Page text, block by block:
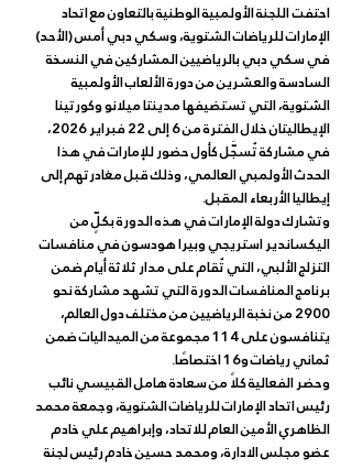
احتفت اللجنة الأولمبية الوطنية بالتعاون مع اتحاد
الإمارات للرياضات الشتوية، وسكي دبي أمس (الأحد)
في سكي دبي بالرياضيين المشاركين في النسخة
السادسة والعشرين من دورة الألعاب الأولمبية
الشتوية، التي تستضيفها مدينتا ميلانو وكورتينا
الإيطاليتان خلال الفترة من 6 إلى 22 فبراير 2026،
في مشاركة تُسجَّل كأول حضور للإمارات في هذا
الحدث الأولمبي العالمي، وذلك قبل مغادرتهم إلى
إيطاليا الأربعاء المقبل.
وتشارك دولة الإمارات في هذه الدورة بكلٍّ من
اليكساندير استريجي وبيرا هودسون في منافسات
التزلج الألبي، التي تُقام على مدار ثلاثة أيام ضمن
برنامج المنافسات الدورة التي تشهد مشاركة نحو
2900 من نخبة الرياضيين من مختلف دول العالم،
يتنافسون على 114 مجموعة من الميداليات ضمن
ثماني رياضات و16 اختصاصًا.
وحضر الفعالية كلاً من سعادة هامل القبيسي نائب
رئيس اتحاد الإمارات للرياضات الشتوية، وجمعة محمد
الظاهري الأمين العام للاتحاد، وإبراهيم علي خادم
عضو مجلس الادارة، ومحمد حسين خادم رئيس لجنة